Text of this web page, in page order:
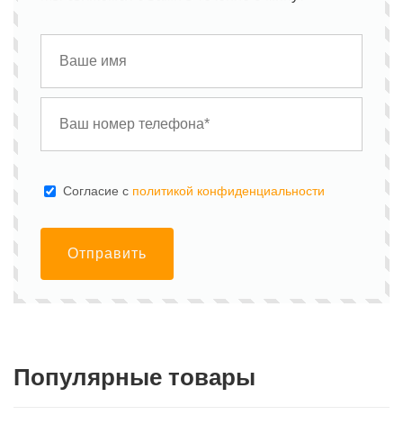
Cогласие с политикой конфиденциальности
Отправить
Популярные товары